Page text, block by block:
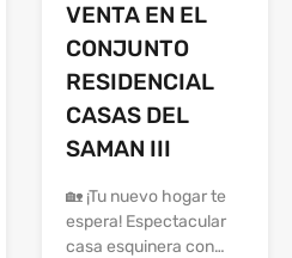
VENTA EN EL
CONJUNTO
RESIDENCIAL
CASAS DEL
SAMAN III
🏡 ¡Tu nuevo hogar te
espera! Espectacular
casa esquinera con…